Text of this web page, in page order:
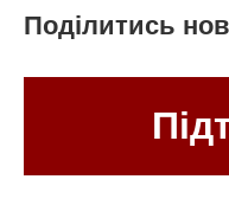
Поділитись